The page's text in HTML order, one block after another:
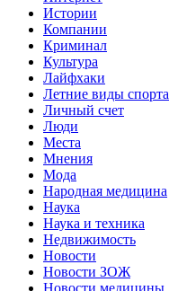
Истории
Компании
Криминал
Культура
Лайфхаки
Летние виды спорта
Личный счет
Люди
Места
Мнения
Мода
Народная медицина
Наука
Наука и техника
Недвижимость
Новости
Новости ЗОЖ
Новости медицины